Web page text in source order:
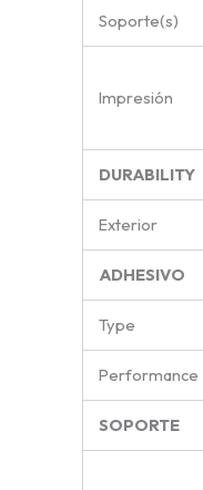
Soporte(s)
Impresión
DURABILITY
Exterior
ADHESIVO
Type
Performance
SOPORTE